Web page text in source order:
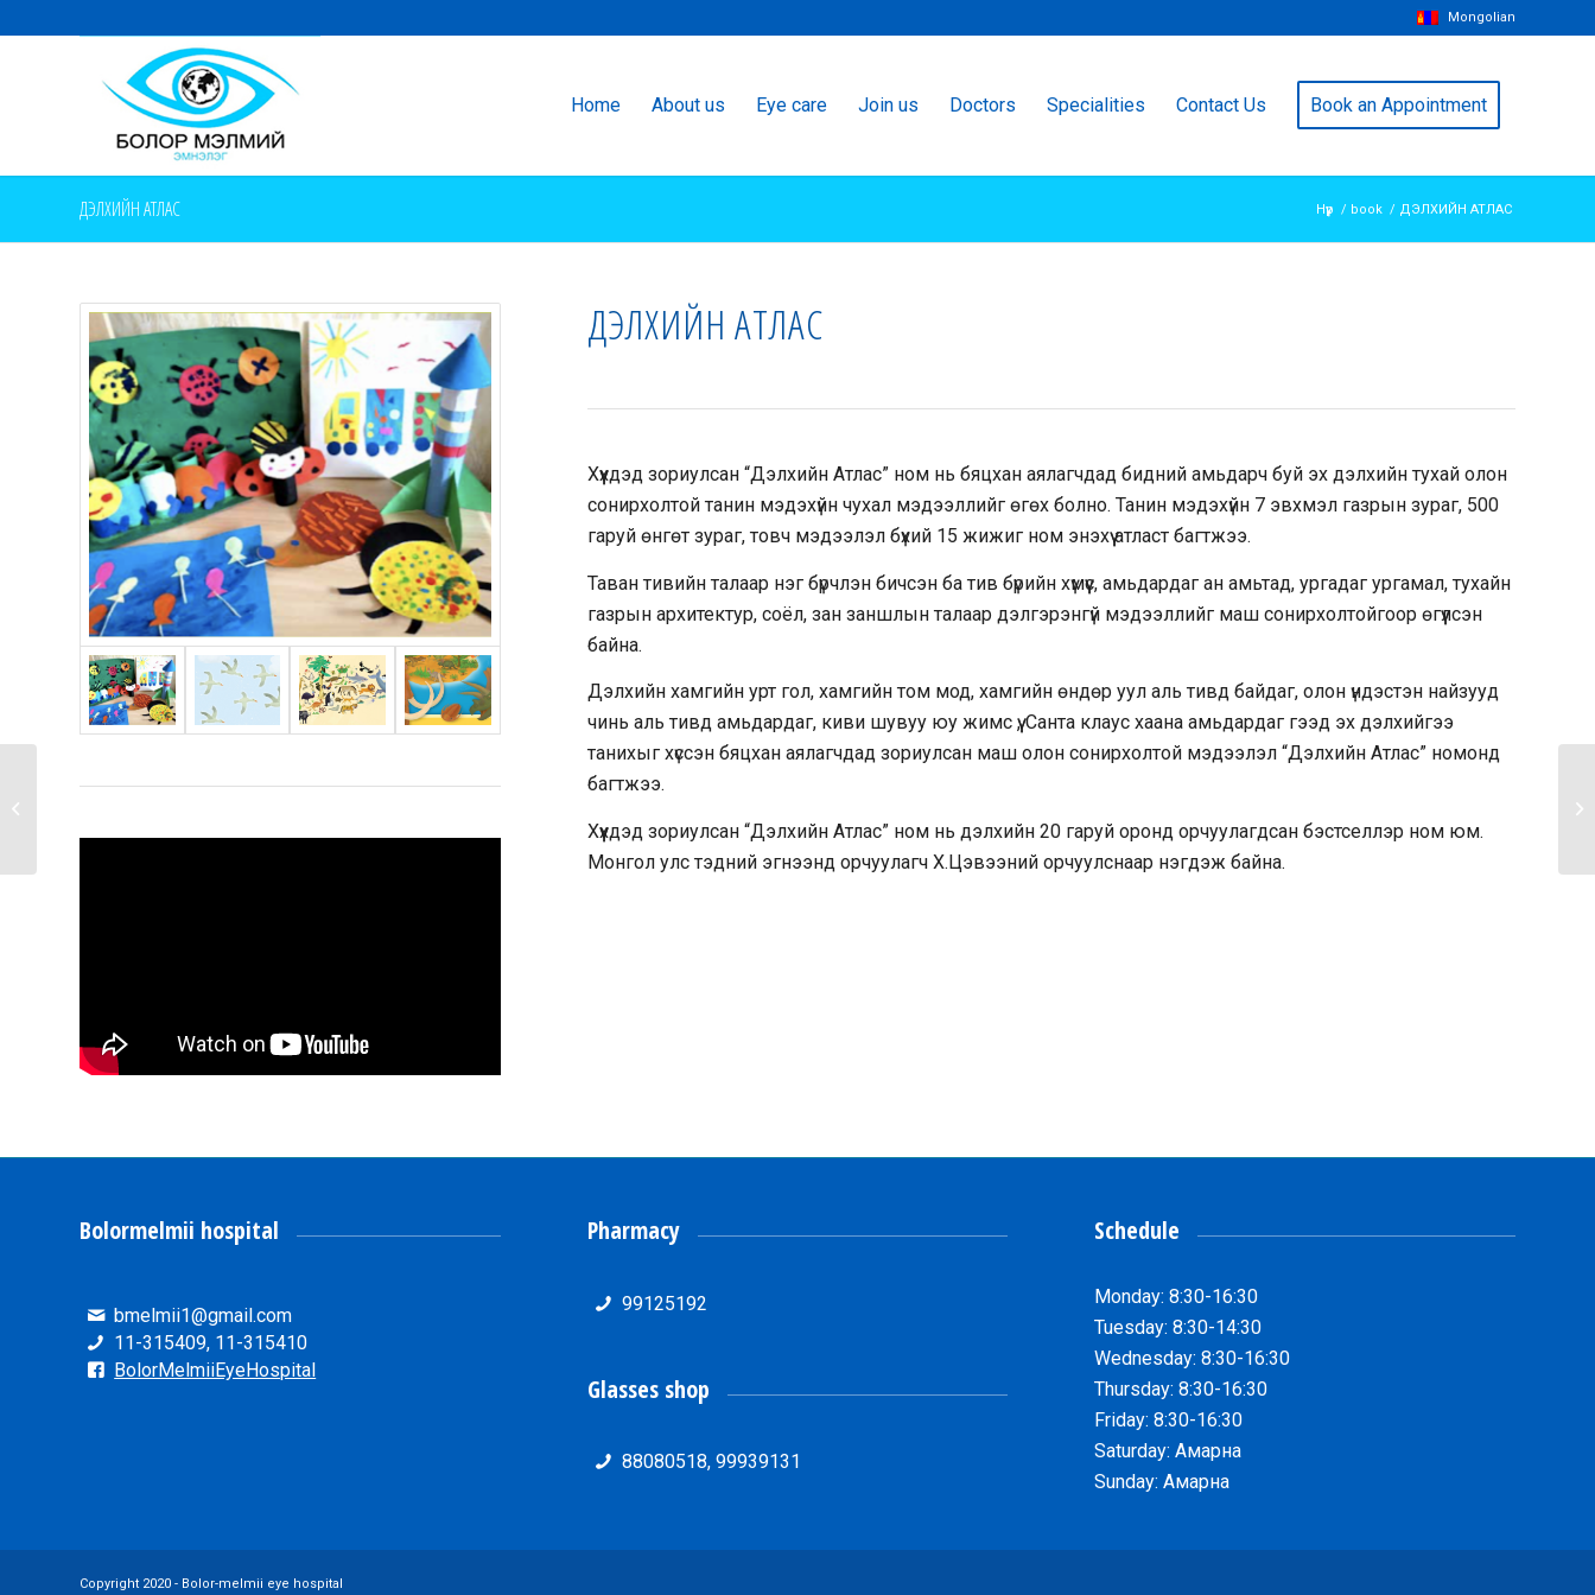
Mongolian
Home About us Eye care Join us Doctors Specialities Contact Us Book an Appointment
ДЭЛХИЙН АТЛАС Нүүр / book / ДЭЛХИЙН АТЛАС
ДЭЛХИЙН АТЛАС
Хүүхдэд зориулсан “Дэлхийн Атлас” ном нь бяцхан аялагчдад бидний амьдарч буй эх дэлхийн тухай олон
сонирхолтой танин мэдэхүйн чухал мэдээллийг өгөх болно. Танин мэдэхүйн 7 эвхмэл газрын зураг, 500
гаруй өнгөт зураг, товч мэдээлэл бүхий 15 жижиг ном энэхүү атласт багтжээ.
Таван тивийн талаар нэг бүрчлэн бичсэн ба тив бүрийн хүмүүс, амьдардаг ан амьтад, ургадаг ургамал, тухайн
газрын архитектур, соёл, зан заншлын талаар дэлгэрэнгүй мэдээллийг маш сонирхолтойгоор өгүүлсэн
байна.
Дэлхийн хамгийн урт гол, хамгийн том мод, хамгийн өндөр уул аль тивд байдаг, олон үндэстэн найзууд
чинь аль тивд амьдардаг, киви шувуу юу жимс үү, Санта клаус хаана амьдардаг гээд эх дэлхийгээ
танихыг хүссэн бяцхан аялагчдад зориулсан маш олон сонирхолтой мэдээлэл “Дэлхийн Атлас” номонд
багтжээ.
Хүүхдэд зориулсан “Дэлхийн Атлас” ном нь дэлхийн 20 гаруй оронд орчуулагдсан бэстселлэр ном юм.
Монгол улс тэдний эгнээнд орчуулагч Х.Цэвээний орчуулснаар нэгдэж байна.
Bolormelmii hospital
bmelmii1@gmail.com
11-315409, 11-315410
BolorMelmiiEyeHospital
Pharmacy
99125192
Glasses shop
88080518, 99939131
Schedule
Monday: 8:30-16:30
Tuesday: 8:30-14:30
Wednesday: 8:30-16:30
Thursday: 8:30-16:30
Friday: 8:30-16:30
Saturday: Амарна
Sunday: Амарна
Copyright 2020 - Bolor-melmii eye hospital